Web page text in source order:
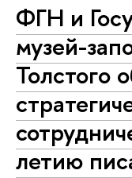
ФГН и
музей-
Толстого
летию